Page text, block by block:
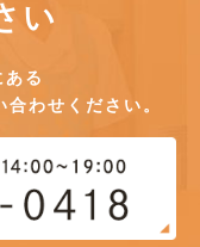
い
る
わせください。